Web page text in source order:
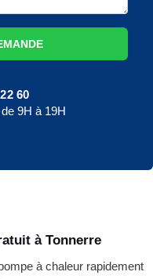
à Tonnerre
à chaleur rapidement
60
9H à 19H